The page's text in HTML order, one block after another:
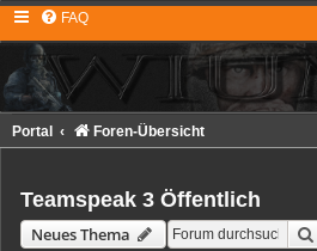
FAQ
Portal Foren-Übersicht
Teamspeak 3 Öffentlich
Neues Thema